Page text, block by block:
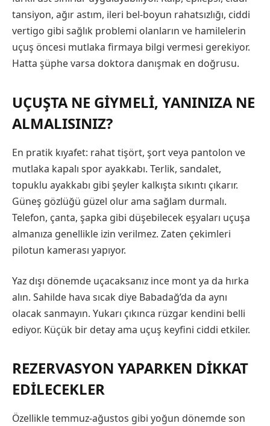
tansiyon, ağır astım, ileri bel-boyun rahatsızlığı, ciddi
vertigo gibi sağlık problemi olanların ve hamilelerin
uçuş öncesi mutlaka firmaya bilgi vermesi gerekiyor.
Hatta şüphe varsa doktora danışmak en doğrusu.
UÇUŞTA NE GIYMELI, YANINIZA NE
ALMALISINIZ?
En pratik kıyafet: rahat tişört, şort veya pantolon ve
mutlaka kapalı spor ayakkabı. Terlik, sandalet,
topuklu ayakkabı gibi şeyler kalkışta sıkıntı çıkarır.
Güneş gözlüğü güzel olur ama sağlam durmalı.
Telefon, çanta, şapka gibi düşebilecek eşyaları uçuşa
almanıza genellikle izin verilmez. Zaten çekimleri
pilotun kamerası yapıyor.
Yaz dışı dönemde uçacaksanız ince mont ya da hırka
alın. Sahilde hava sıcak diye Babadağ’da da aynı
olacak sanmayın. Yukarı çıkınca rüzgar kendini belli
ediyor. Küçük bir detay ama uçuş keyfini ciddi etkiler.
REZERVASYON YAPARKEN DIKKAT
EDILECEKLER
Özellikle temmuz-ağustos gibi yoğun dönemde son